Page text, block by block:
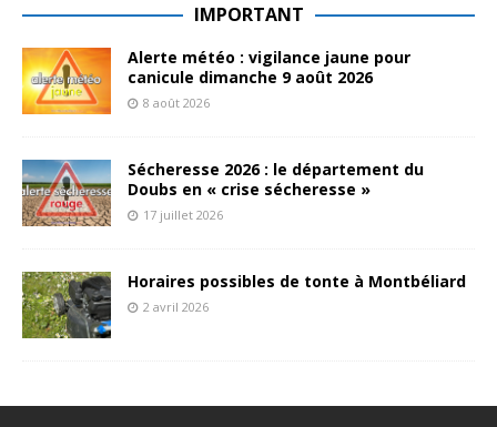
IMPORTANT
Alerte météo : vigilance jaune pour
canicule dimanche 9 août 2026
8 août 2026
Sécheresse 2026 : le département du
Doubs en « crise sécheresse »
17 juillet 2026
Horaires possibles de tonte à Montbéliard
2 avril 2026